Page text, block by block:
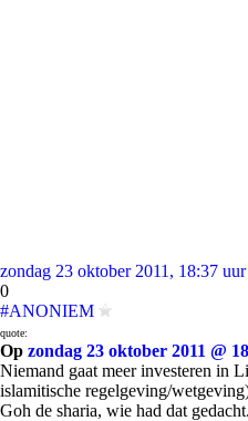
zondag 23 oktober 2011, 18:37 uur
0
#ANONIEM
quote:
Op zondag 23 oktober 2011 @
Niemand gaat meer investeren in
islamitische regelgeving/
Goh de sharia, wie had dat gedacht.